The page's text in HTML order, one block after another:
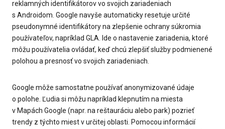
reklamných identifikátorov vo svojich zariadeniach
s Androidom. Google navyše automaticky resetuje určité
pseudonymné identifikátory na zlepšenie ochrany súkromia
používateľov, napríklad GLA. Ide o nastavenie zariadenia, ktoré
môžu používatelia ovládať, keď chcú zlepšiť služby podmienené
polohou a presnosť vo svojich zariadeniach.
Google môže samostatne používať anonymizované údaje
o polohe. Ľudia si môžu napríklad klepnutím na miesta
v Mapách Google (napr. na reštauráciu alebo park) pozrieť
trendy z týchto miest v určitej oblasti. Pomocou informácií